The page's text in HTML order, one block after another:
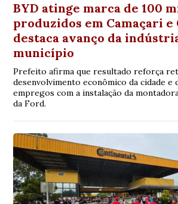
BYD atinge marca de 100
produzidos em Camaçari e
destaca avanço da
município
Prefeito afirma que resultado reforça
desenvolvimento econômico da cidade e
empregos com a instalação da
da Ford.